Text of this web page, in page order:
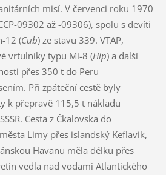
misí. V červenci roku 1970
09302 až -09306), spolu s devíti
12 (Cub) ze stavu 339. VTAP,
vrtulníky typu Mi-8 (Hip) a další
přes 350 t do Peru
Při zpáteční cestě byly
k přepravě 115,5 t nákladu
Cesta z Čkalovska do
Limy přes islandský Keflavik,
Havanu měla délku přes
vedla nad vodami Atlantického